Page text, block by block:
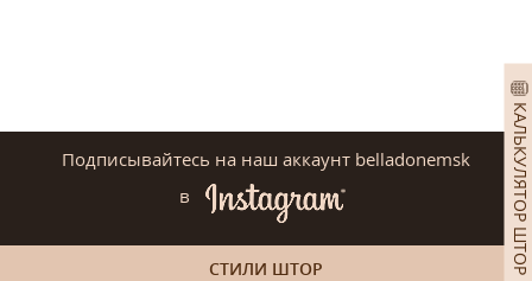
КАЛЬКУЛЯТОР ШТОР
Подписывайтесь на наш аккаунт belladonemsk
в
СТИЛИ ШТОР